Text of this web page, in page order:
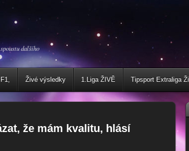
dalšího
Živé výsledky 1.Liga ŽIVĚ Tipsport Extraliga
že mám kvalitu, hlásí